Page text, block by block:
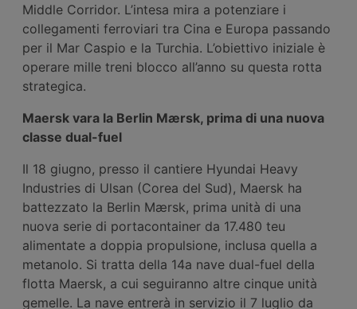
Middle Corridor. L’intesa mira a potenziare i
collegamenti ferroviari tra Cina e Europa passando
per il Mar Caspio e la Turchia. L’obiettivo iniziale è
operare mille treni blocco all’anno su questa rotta
strategica.
Maersk vara la Berlin Mærsk, prima di una nuova
classe dual-fuel
Il 18 giugno, presso il cantiere Hyundai Heavy
Industries di Ulsan (Corea del Sud), Maersk ha
battezzato la Berlin Mærsk, prima unità di una
nuova serie di portacontainer da 17.480 teu
alimentate a doppia propulsione, inclusa quella a
metanolo. Si tratta della 14a nave dual-fuel della
flotta Maersk, a cui seguiranno altre cinque unità
gemelle. La nave entrerà in servizio il 7 luglio da